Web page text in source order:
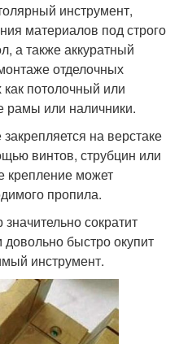
инструмент,
материалов под строго
а также аккуратный
отделочных
потолочный или
рамы или наличники.
на верстаке
винтов, струбцин или
крепление может
пропила.
сократит
быстро окупит
инструмент.